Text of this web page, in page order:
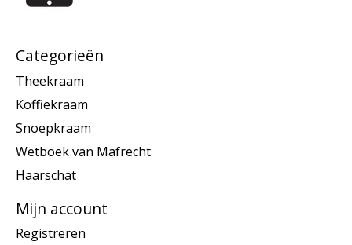
Categorieën
Theekraam
Koffiekraam
Snoepkraam
Wetboek van Mafrecht
Haarschat
Mijn account
Registreren